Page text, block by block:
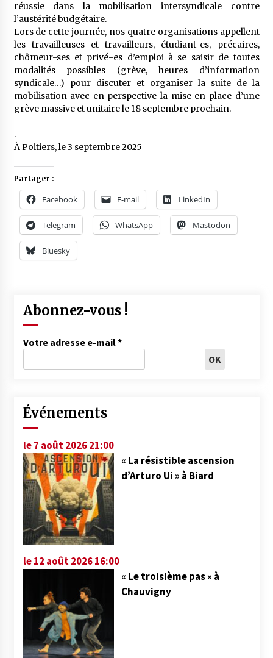
réussie dans la mobilisation intersyndicale contre
l’austérité budgétaire.
Lors de cette journée, nos quatre organisations appellent
les travailleuses et travailleurs, étudiant-es, précaires,
chômeur-ses et privé-es d’emploi à se saisir de toutes
modalités possibles (grève, heures d’information
syndicale…) pour discuter et organiser la suite de la
mobilisation avec en perspective la mise en place d’une
grève massive et unitaire le 18 septembre prochain.
.
À Poitiers, le 3 septembre 2025
Partager :
Facebook E-mail LinkedIn
Telegram WhatsApp Mastodon
Bluesky
Abonnez-vous !
Votre adresse e-mail*
Événements
le 7 août 2026 21:00
« La résistible ascension
d’Arturo Ui » à Biard
le 12 août 2026 16:00
« Le troisième pas » à
Chauvigny